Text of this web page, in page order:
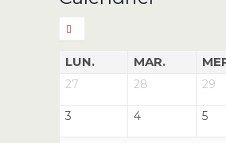
LUN. MAR.
27 28 29
3 4 5